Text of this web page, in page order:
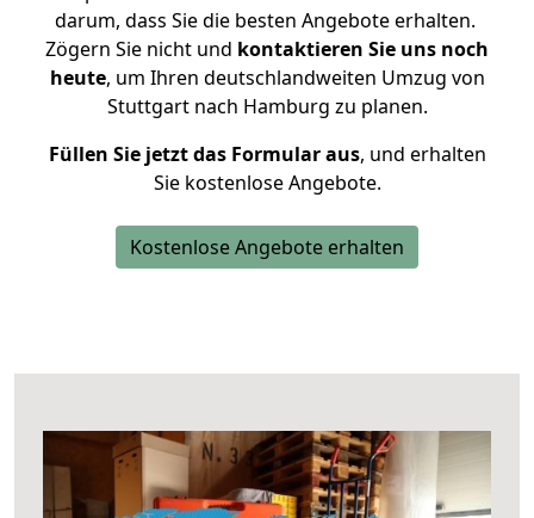
darum, dass Sie die besten Angebote erhalten.
Zögern Sie nicht und kontaktieren Sie uns noch
heute, um Ihren deutschlandweiten Umzug von
Stuttgart nach Hamburg zu planen.
Füllen Sie jetzt das Formular aus, und erhalten
Sie kostenlose Angebote.
Kostenlose Angebote erhalten